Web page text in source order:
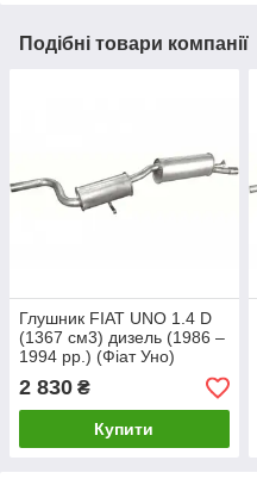
Подібні товари компанії
Глушник FIAT UNO 1.4 D
(1367 см3) дизель (1986 –
1994 рр.) (Фіат Уно)
2 830 ₴
Купити